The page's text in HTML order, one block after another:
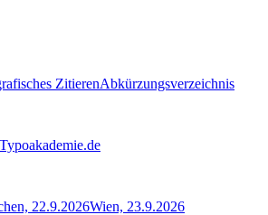
ZitierenAbkürzungsverzeichnis
Typoakademie.de
22.9.2026Wien, 23.9.2026